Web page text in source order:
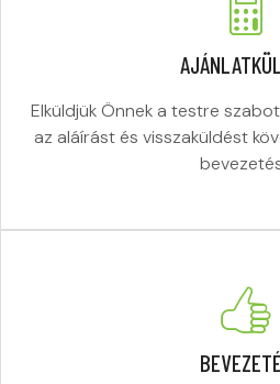
Elküldjük Önnek a testre
az aláírást és visszaküldést